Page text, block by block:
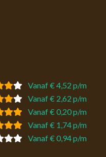
Vanaf € 4,52 p/m
Vanaf € 2,62 p/m
Vanaf € 0,20 p/m
Vanaf € 1,74 p/m
Vanaf € 0,94 p/m